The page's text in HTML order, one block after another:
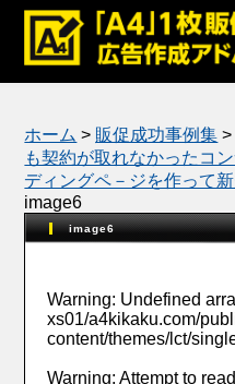
メデ
公
ホーム > 販促成功事例集 >
も契約が取れなかったコ
ディングペ－ジを作って
image6
image6
Warning: Undefined
xs01/a4kikaku.com/
content/themes/lct/
Warning: Attempt to